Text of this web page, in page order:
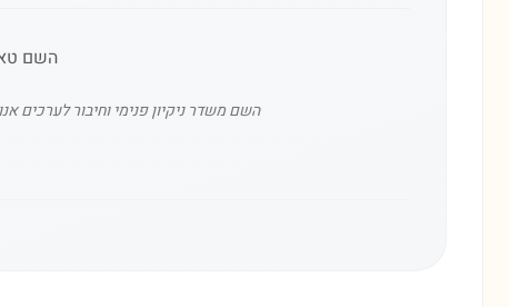
השם
השם משדר ניקיון פנימי וחיבור לערכים